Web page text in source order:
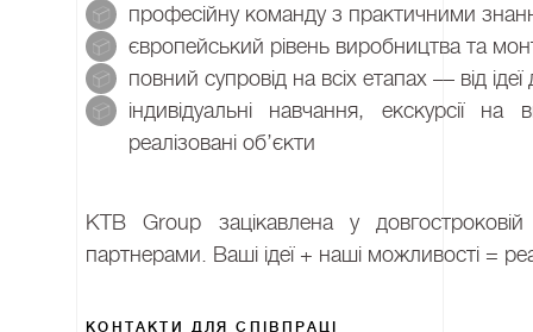
професійну команду з практичними
європейський рівень виробництва та
повний супровід на всіх етапах — від ідеї
індивідуальні навчання, екскурсії
реалізовані об’єкти
KTB Group зацікавлена у
партнерами. Ваші ідеї + наші можливості =
КОНТАКТИ ДЛЯ СПІВПРАЦІ